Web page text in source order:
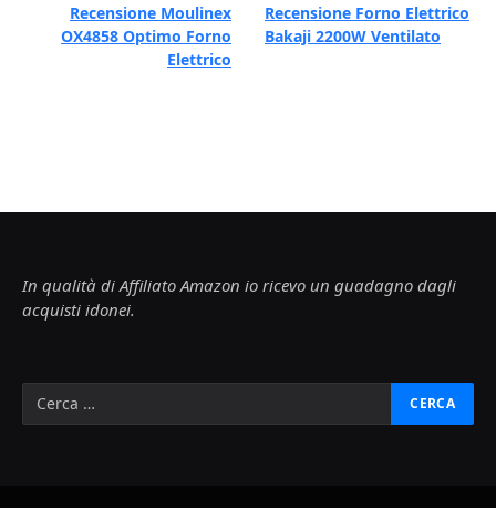
Recensione Moulinex
OX4858 Optimo Forno
Elettrico
Recensione Forno Elettrico
Bakaji 2200W Ventilato
In qualità di Affiliato Amazon io ricevo un guadagno dagli
acquisti idonei.